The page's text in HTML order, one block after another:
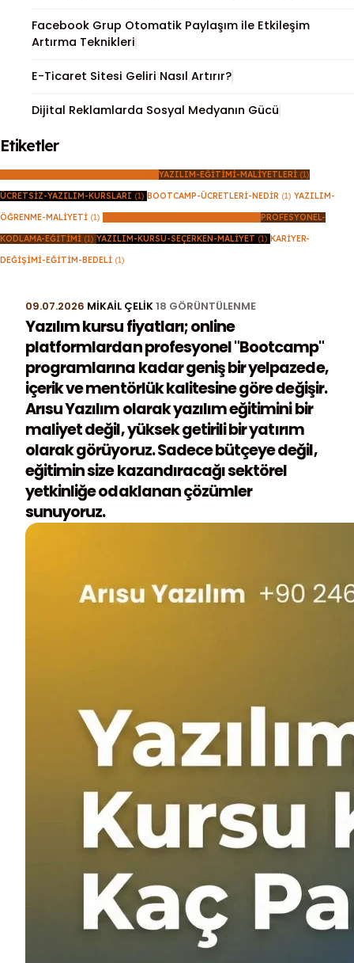
Facebook Grup Otomatik Paylaşım ile Etkileşim
Artırma Teknikleri
E-Ticaret Sitesi Geliri Nasıl Artırır?
Dijital Reklamlarda Sosyal Medyanın Gücü
Etiketler
YAZILIM-EĞITIMI-MALIYETLERI (1)
ÜCRETSIZ-YAZILIM-KURSLARI (1) BOOTCAMP-ÜCRETLERI-NEDIR (1) YAZILIM-
ÖĞRENME-MALIYETI (1) PROFESYONEL-
KODLAMA-EĞITIMI (1) YAZILIM-KURSU-SEÇERKEN-MALIYET (1) KARIYER-
DEĞIŞIMI-EĞITIM-BEDELI (1)
09.07.2026 MIKAIL ÇELIK18 GÖRÜNTÜLENME
Yazılım kursu fiyatları; online
platformlardan profesyonel "Bootcamp"
programlarına kadar geniş bir yelpazede,
içerik ve mentörlük kalitesine göre değişir.
Arısu Yazılım olarak yazılım eğitimini bir
maliyet değil, yüksek getirili bir yatırım
olarak görüyoruz. Sadece bütçeye değil,
eğitimin size kazandıracağı sektörel
yetkinliğe odaklanan çözümler
sunuyoruz.